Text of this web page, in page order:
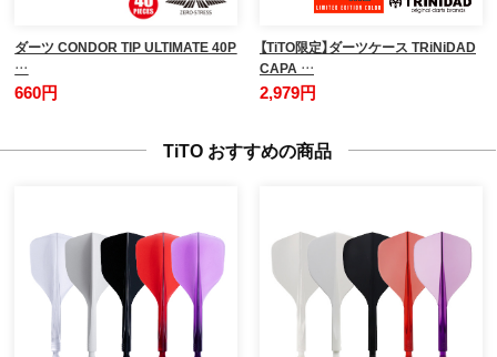
ダーツ CONDOR TIP ULTIMATE 40P
…
660円
【TiTO限定】ダーツケース TRiNiDAD
CAPA …
2,979円
TiTO おすすめの商品